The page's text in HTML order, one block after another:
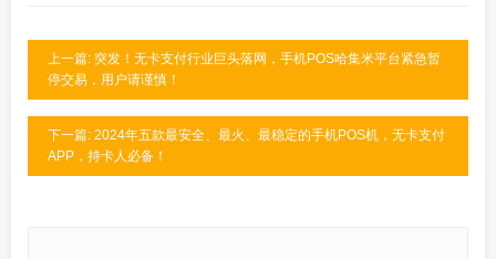
上一篇: 突发！无卡支付行业巨头落网，手机POS哈集米平台紧急暂
停交易，用户请谨慎！
下一篇: 2024年五款最安全、最火、最稳定的手机POS机，无卡支付
APP，持卡人必备！